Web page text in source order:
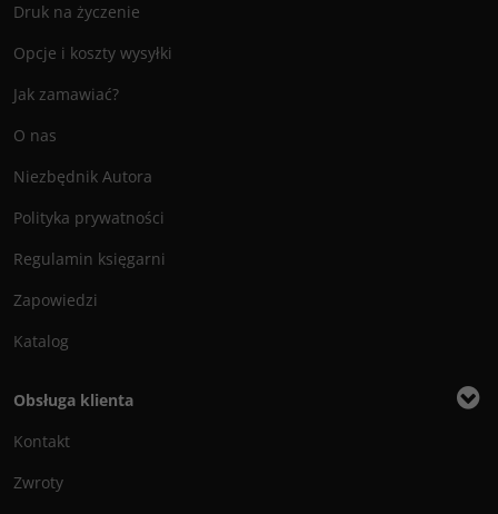
Druk na życzenie
Opcje i koszty wysyłki
Jak zamawiać?
O nas
Niezbędnik Autora
Polityka prywatności
Regulamin księgarni
Zapowiedzi
Katalog
Obsługa klienta
Kontakt
Zwroty